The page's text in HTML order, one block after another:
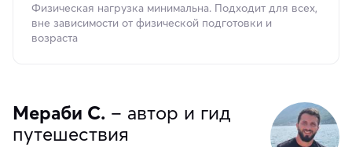
Физическая нагрузка минимальна. Подходит для всех,
вне зависимости от физической подготовки и
возраста
Мераби С. – автор и гид
путешествия